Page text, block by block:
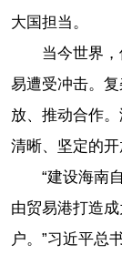
大国担当。
当今世界
易遭受冲击。
放、推动合作
清晰、坚定的开
“建设海南
由贸易港打造
户。”习近平总